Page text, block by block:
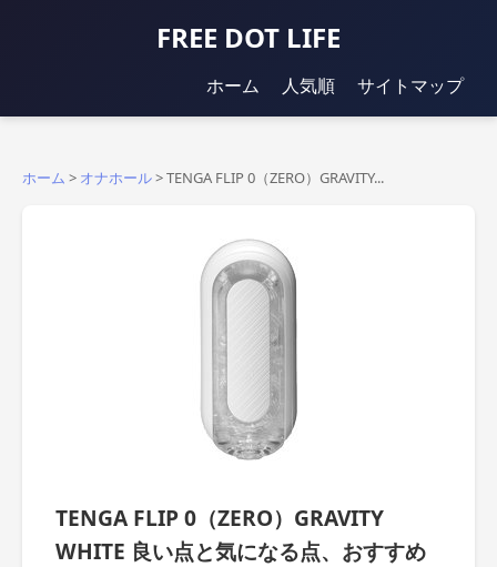
FREE DOT LIFE
ホーム 人気順 サイトマップ
ホーム > オナホール>TENGA FLIP 0（ZERO）GRAVITY...
TENGA FLIP 0（ZERO）GRAVITY
WHITE 良い点と気になる点、おすすめ